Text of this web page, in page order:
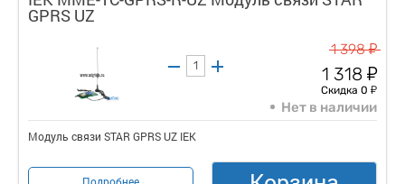
GPRS UZ
1 398у
1 318 у
Скидка 0 у
Нет в наличии
Модуль связи STAR GPRS UZ IEK